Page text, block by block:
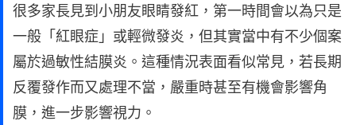
很多家長見到小朋友眼睛發紅，第一時間會以為只是
一般「紅眼症」或輕微發炎，但其實當中有不少個案
屬於過敏性結膜炎。這種情況表面看似常見，若長期
反覆發作而又處理不當，嚴重時甚至有機會影響角
膜，進一步影響視力。